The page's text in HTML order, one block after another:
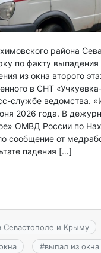
района
по факту выпадения
из окна второго
в СНТ
службе ведомства.
2026 года. В
ОМВД России по
сообщение от
падения […]
Севастополе и Крыму
#выпал из окна